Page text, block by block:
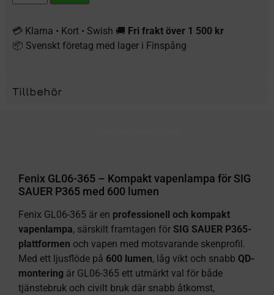
💳 Klarna • Kort • Swish 🚚 Fri frakt över 1 500 kr
📦 Svenskt företag med lager i Finspång
Tillbehör
Fenix GL06-365 – Kompakt vapenlampa för SIG
SAUER P365 med 600 lumen
Fenix GL06-365 är en professionell och kompakt
vapenlampa, särskilt framtagen för SIG SAUER P365-
plattformen och vapen med motsvarande skenprofil.
Med ett ljusflöde på 600 lumen, låg vikt och snabb QD-
montering är GL06-365 ett utmärkt val för både
tjänstebruk och civilt bruk där snabb åtkomst,